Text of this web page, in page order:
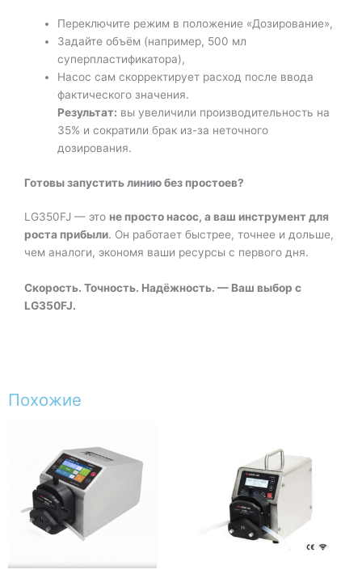
Переключите режим в положение «Дозирование»,
Задайте объём (например, 500 мл
суперпластификатора),
Насос сам скорректирует расход после ввода
фактического значения.
Результат: вы увеличили производительность на
35% и сократили брак из-за неточного
дозирования.
Готовы запустить линию без простоев?
LG350FJ — это не просто насос, а ваш инструмент для
роста прибыли. Он работает быстрее, точнее и дольше,
чем аналоги, экономя ваши ресурсы с первого дня.
Скорость. Точность. Надёжность. — Ваш выбор с
LG350FJ.
Похожие